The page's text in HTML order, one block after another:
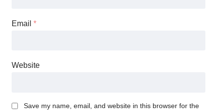
Email *
Website
Save my name, email, and website in this browser for the